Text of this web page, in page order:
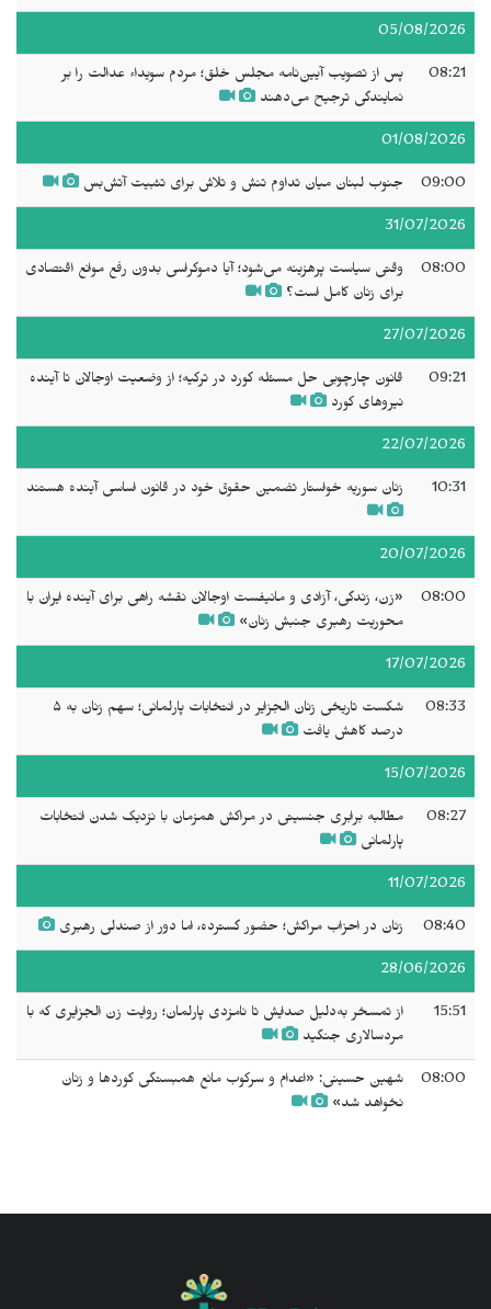
05/08/2026
08:21
پس از تصویب آیین‌نامه مجلس خلق؛ مردم سویداء عدالت را بر
نمایندگی ترجیح می‌دهند
01/08/2026
09:00 جنوب لبنان میان تداوم تنش و تلاش برای تثبیت آتش‌بس
31/07/2026
08:00
وقتی سیاست پرهزینه می‌شود؛ آیا دموکراسی بدون رفع موانع اقتصادی
برای زنان کامل است؟
27/07/2026
09:21
قانون چارچوبی حل مسئله کورد در ترکیه؛ از وضعیت اوجالان تا آینده
نیروهای کورد
22/07/2026
10:31 زنان سوریه خواستار تضمین حقوق خود در قانون اساسی آینده هستند
20/07/2026
08:00
«زن، زندگی، آزادی و مانیفست اوجالان نقشه راهی برای آینده ایران با
محوریت رهبری جنبش زنان»
17/07/2026
08:33
شکست تاریخی زنان الجزایر در انتخابات پارلمانی؛ سهم زنان به ۵
درصد کاهش یافت
15/07/2026
08:27
مطالبه برابری جنسیتی در مراکش همزمان با نزدیک شدن انتخابات
پارلمانی
11/07/2026
08:40 زنان در احزاب مراکش؛ حضور گسترده، اما دور از صندلی رهبری
28/06/2026
15:51
از تمسخر به‌دلیل صدایش تا نامزدی پارلمان؛ روایت زن الجزایری که با
مردسالاری جنگید
08:00
شهین حسینی: «اعدام و سرکوب مانع همبستگی کوردها و زنان
نخواهد شد»